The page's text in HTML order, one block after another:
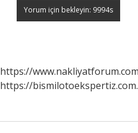
https://
https://